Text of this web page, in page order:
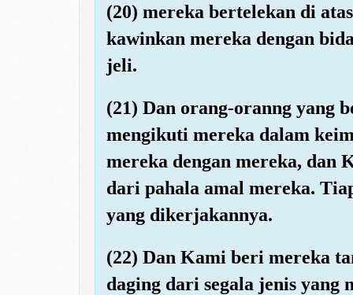
(20) mereka bertelekan di
kawinkan mereka dengan
jeli.
(21) Dan orang-oranng yang
mengikuti mereka dalam
mereka dengan mereka, dan
dari pahala amal mereka.
yang dikerjakannya.
(22) Dan Kami beri mereka
daging dari segala jenis yang